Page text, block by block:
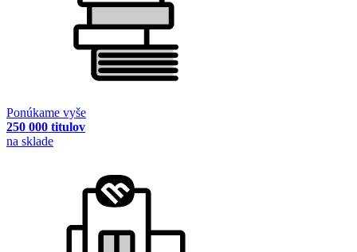
Ponúkame vyše
250 000 titulov
na sklade